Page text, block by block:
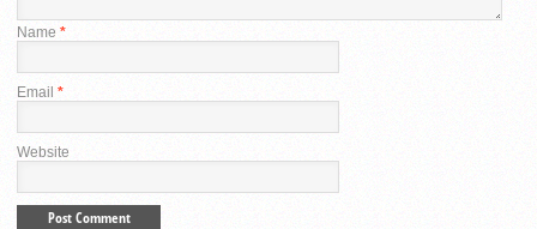
Name *
Email *
Website